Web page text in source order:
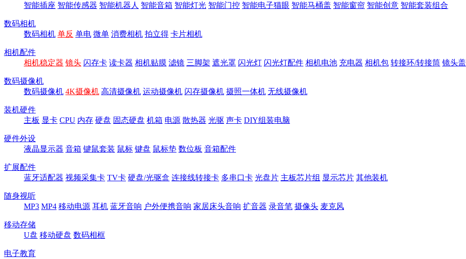
智能插座 智能传感器 智能机器人 智能音箱 智能灯光 智能门控 智能电子猫眼 智能马桶盖 智能窗帘 智能创意 智能套装组合
数码相机
数码相机 单反 单电 微单 消费相机 拍立得 卡片相机
相机配件
相机稳定器 镜头 闪存卡 读卡器 相机贴膜 滤镜 三脚架 遮光罩 闪光灯 闪光灯配件 相机电池 充电器 相机包 转接环/转接筒 镜头盖
数码摄像机
数码摄像机 4K摄像机 高清摄像机 运动摄像机 闪存摄像机 摄照一体机 无线摄像机
装机硬件
主板 显卡 CPU 内存 硬盘 固态硬盘 机箱 电源 散热器 光驱 声卡 DIY组装电脑
硬件外设
液晶显示器 音箱 键鼠套装 鼠标 键盘 鼠标垫 数位板 音箱配件
扩展配件
蓝牙适配器 视频采集卡 TV卡 硬盘/光驱盒 连接线转接卡 多串口卡 光盘片 主板芯片组 显示芯片 其他装机
随身视听
MP3 MP4 移动电源 耳机 蓝牙音响 户外便携音响 家居床头音响 扩音器 录音笔 摄像头 麦克风
移动存储
U盘 移动硬盘 数码相框
电子教育